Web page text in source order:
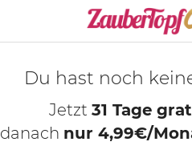
Du hast noch
Jetzt 31 Tage
danach nur 4,99€/